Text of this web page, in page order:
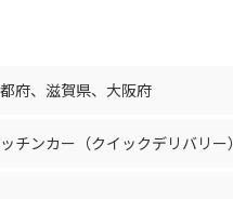
府、 滋賀県、 大阪府
チンカー（クイックデリバリー）